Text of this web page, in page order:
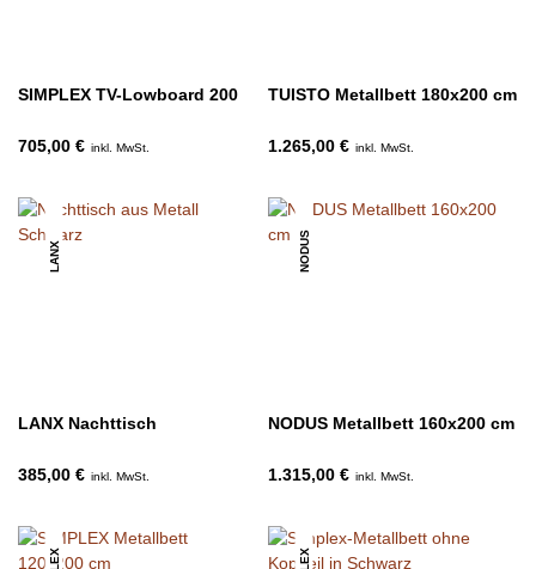
SIMPLEX TV-Lowboard 200
705,00 € inkl. MwSt.
TUISTO Metallbett 180x200 cm
1.265,00 € inkl. MwSt.
LANX
LANX Nachttisch
385,00 € inkl. MwSt.
NODUS
NODUS Metallbett 160x200 cm
1.315,00 € inkl. MwSt.